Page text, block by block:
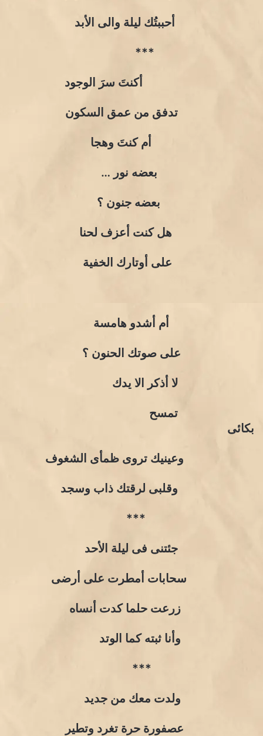
أحببتُك ليلة والى الأبد
***
أكنتَ سرَ الوجود
تدفق من عمق السكون
أم كنتَ وهجا
بعضه نور …
بعضه جنون ؟
هل كنت أعزف لحنا
على أوتارك الخفية
أم أشدو هامسة
على صوتك الحنون ؟
لا أذكر الا يدك
تمسح
بكائى
وعينيك تروى ظمأى الشغوف
وقلبى لرقتك ذاب وسجد
***
جئتنى فى ليلة الأحد
سحابات أمطرت على أرضى
زرعت حلما كدت أنساه
وأنا ثبته كما الوتد
***
ولدت معك من جديد
عصفورة حرة تغرد وتطير